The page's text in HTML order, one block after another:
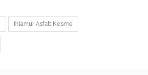
Ihlamur Asfalt Kesme